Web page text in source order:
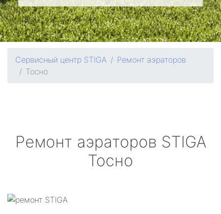
Сервисный центр STIGA
Ремонт аэраторов
Тосно
Ремонт аэраторов STIGA
Тосно